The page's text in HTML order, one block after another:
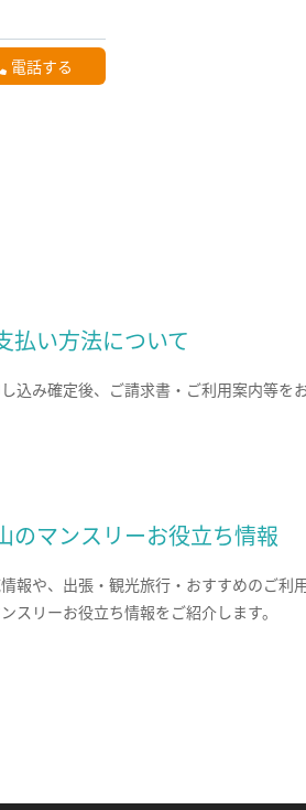
電話する
払い方法について
込み確定後、ご請求書・ご利用案内等を
のマンスリーお役立ち情報
報や、出張・観光旅行・おすすめのご利
スリーお役立ち情報をご紹介します。